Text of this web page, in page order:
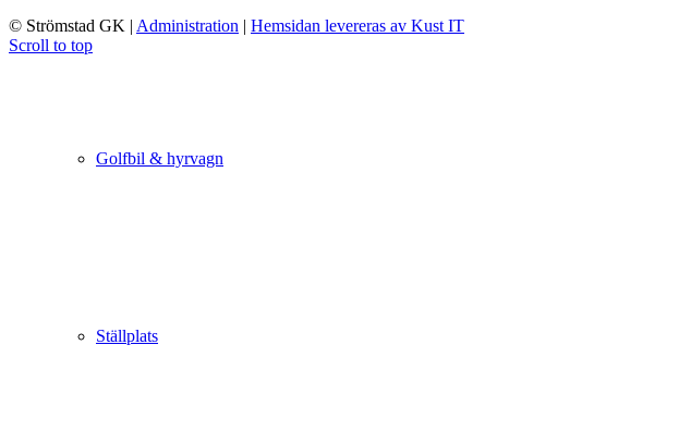
Golfbil & hyrvagn
Ställplats
© Strömstad GK | Administration | Hemsidan levereras av Kust IT
Scroll to top